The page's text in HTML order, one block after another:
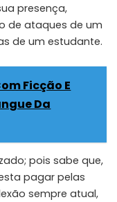
presença,
de ataques de um
de um estudante.
Ficção E
Da
pois sabe que,
pagar pelas
sempre atual,